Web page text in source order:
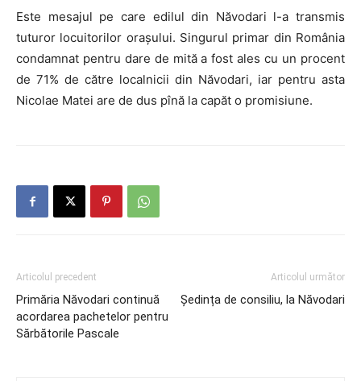
Este mesajul pe care edilul din Năvodari l-a transmis
tuturor locuitorilor orașului. Singurul primar din România
condamnat pentru dare de mită a fost ales cu un procent
de 71% de către localnicii din Năvodari, iar pentru asta
Nicolae Matei are de dus pînă la capăt o promisiune.
Articolul precedent
Primăria Năvodari continuă
acordarea pachetelor pentru
Sărbătorile Pascale
Articolul următor
Ședința de consiliu, la Năvodari